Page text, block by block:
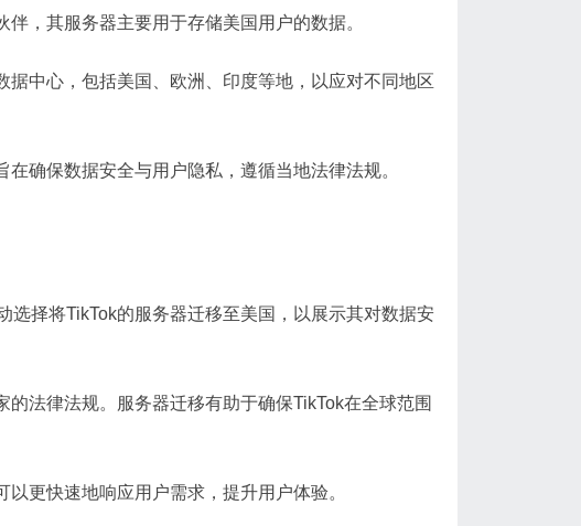
，其服务器主要用于存储美国用户的数据。
中心，包括美国、欧洲、印度等地，以应对不同地区
确保数据安全与用户隐私，遵循当地法律法规。
择将TikTok的服务器迁移至美国，以展示其对数据安
法律法规。服务器迁移有助于确保TikTok在全球范围
更快速地响应用户需求，提升用户体验。